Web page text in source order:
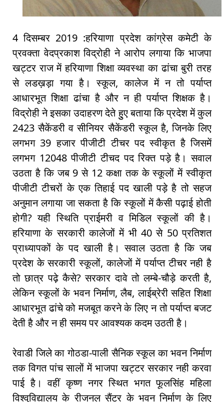
4 दिसम्बर 2019 :हरियाणा प्रदेश कांग्रेस कमेटी के
प्रवक्ता वेदप्रकाश विद्रोही ने आरोप लगाया कि भाजपा
खट्टर राज में हरियाणा शिक्षा व्यवस्था का ढांचा बुरी तरह
से लडख़ड़ा गया है। स्कूल, कालेज में न तो पर्याप्त
आधारभूत शिक्षा ढांचा है और न ही पर्याप्त शिक्षक है।
विद्रोही ने इसका उदाहरण देते हुुए बताया कि प्रदेश में कुल
2423 सैकेंडरी व सीनियर सैकेंडरी स्कूल है, जिनके लिए
लगभग 39 हजार पीजीटी टीचर पद स्वीकृत है जिसमें
लगभग 12048 पीजीटी टीचद पद रिक्त पड़े है। सवाल
उठता है कि जब 9 से 12 कक्षा तक के स्कूलों में स्वीकृत
पीजीटी टीचरों के एक तिहाई पद खाली पड़े है तो सहज
अनुमान लगाया जा सकता है कि स्कूलों में कैसी पढ़ाई होती
होगी? यही स्थिति प्राईमरी व मिडिल स्कूलों की है।
हरियाणा के सरकारी कालेजों में भी 40 से 50 प्रतिशत
प्राध्यापकों के पद खाली है। सवाल उठता है कि जब
प्रदेश के सरकारी स्कूलों, कालेजों में पर्याप्त टीचर नही है
तो छात्र पढ़े कैसे? सरकार दावे तो लम्बे-चौड़े करती है,
लेकिन स्कूलों के भवन निर्माण, लैब, लाईब्रेरी सहित शिक्षा
आधारभूत ढांचे को मजबूत करने के लिए न तो पर्याप्त बजट
देती है और न ही समय पर आवश्यक कदम उठती है।
रेवाडी जिले का गोठडा-पाली सैनिक स्कूल का भवन निर्माण
तक विगत पांच सालों में भाजपा खट्टर सरकार नही करवा
पाई है। वहीं कृष्ण नगर स्थित भगत फूलसिंह महिला
विश्ववि़द्यालय के रीजनल सैंटर के भवन निर्माण के लिए